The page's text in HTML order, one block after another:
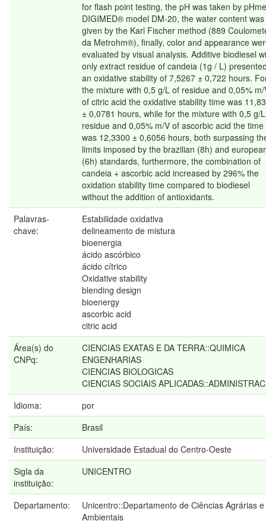
for flash point testing, the pH was taken by
DIGIMED® model DM-20, the water content was
given by the Karl Fischer method (889
da Metrohm®), finally, color and appearance
evaluated by visual analysis. Additive biodiesel
only extract residue of candeia (1g / L)
an oxidative stability of 7,5267 ± 0,722 hours.
the mixture with 0,5 g/L of residue and 0,05% m/
of citric acid the oxidative stability time was
± 0,0781 hours, while for the mixture with 0,5 g/
residue and 0,05% m/V of ascorbic acid the time
was 12,3300 ± 0,6056 hours, both surpassing
limits imposed by the brazilian (8h) and
(6h) standards, furthermore, the combination of
candeia + ascorbic acid increased by 296% the
oxidation stability time compared to biodiesel
without the addition of antioxidants.
Palavras-
chave:
Estabilidade oxidativa
delineamento de mistura
bioenergia
ácido ascórbico
ácido cítrico
Oxidative stability
blending design
bioenergy
ascorbic acid
citric acid
Área(s) do
CNPq:
CIENCIAS EXATAS E DA TERRA::QUIMICA
ENGENHARIAS
CIENCIAS BIOLOGICAS
CIENCIAS SOCIAIS
Idioma:
por
País:
Brasil
Instituição:
Universidade Estadual do Centro-Oeste
Sigla da
instituição:
UNICENTRO
Departamento:
Unicentro::Departamento de Ciências Agrárias e
Ambientais